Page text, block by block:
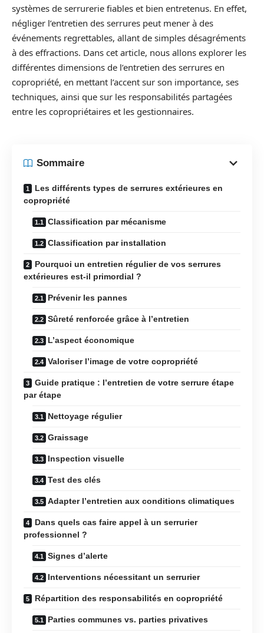
systèmes de serrurerie fiables et bien entretenus. En effet,
négliger l’entretien des serrures peut mener à des
événements regrettables, allant de simples désagréments
à des effractions. Dans cet article, nous allons explorer les
différentes dimensions de l’entretien des serrures en
copropriété, en mettant l’accent sur son importance, ses
techniques, ainsi que sur les responsabilités partagées
entre les copropriétaires et les gestionnaires.
Sommaire
Les différents types de serrures extérieures en
copropriété
Classification par mécanisme
Classification par installation
Pourquoi un entretien régulier de vos serrures
extérieures est-il primordial ?
Prévenir les pannes
Sûreté renforcée grâce à l’entretien
L’aspect économique
Valoriser l’image de votre copropriété
Guide pratique : l’entretien de votre serrure étape
par étape
Nettoyage régulier
Graissage
Inspection visuelle
Test des clés
Adapter l’entretien aux conditions climatiques
Dans quels cas faire appel à un serrurier
professionnel ?
Signes d’alerte
Interventions nécessitant un serrurier
Répartition des responsabilités en copropriété
Parties communes vs. parties privatives